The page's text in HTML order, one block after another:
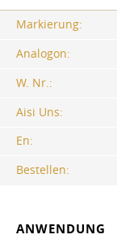
Markierung:
Analogon:
W. Nr.:
Aisi Uns:
En:
Bestellen:
ANWENDUNG